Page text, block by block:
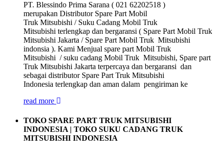
PT. Blessindo Prima Sarana ( 021 62202518 )
merupakan Distributor Spare Part Mobil
Truk Mitsubishi / Suku Cadang Mobil Truk
Mitsubishi terlengkap dan bergaransi ( Spare Part Mobil Truk
Mitsubishi Jakarta / Spare Part Mobil Truk Mitsubishi
indonsia ). Kami Menjual spare part Mobil Truk
Mitsubishi / suku cadang Mobil Truk Mitsubishi, Spare part
Truk Mitsubishi Jakarta terpercaya dan bergaransi dan
sebagai distributor Spare Part Truk Mitsubishi
Indonesia terlengkap dan aman dalam pengiriman ke
read more
TOKO SPARE PART TRUK MITSUBISHI
INDONESIA | TOKO SUKU CADANG TRUK
MITSUBISHI INDONESIA